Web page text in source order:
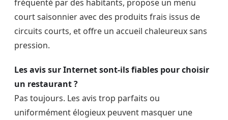
fréquenté par des habitants, propose un menu
court saisonnier avec des produits frais issus de
circuits courts, et offre un accueil chaleureux sans
pression.
Les avis sur Internet sont-ils fiables pour choisir
un restaurant ?
Pas toujours. Les avis trop parfaits ou
uniformément élogieux peuvent masquer une